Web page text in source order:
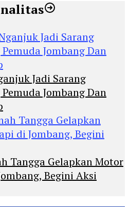
Jadi Sarang
Jombang Dan
Tangga Gelapkan Motor
Begini Aksi